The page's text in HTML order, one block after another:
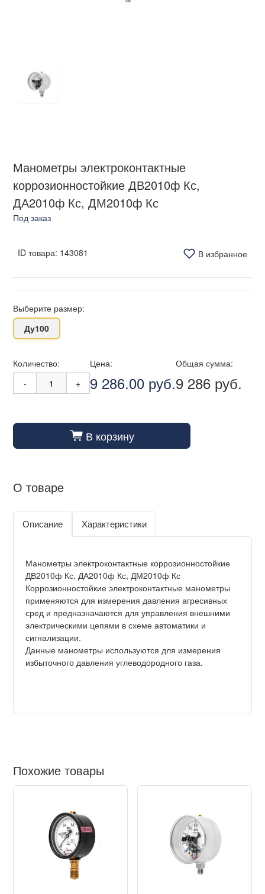
Манометры электроконтактные
коррозионностойкие ДВ2010ф Кс,
ДА2010ф Кс, ДМ2010ф Кс
Под заказ
ID товара: 143081 В избранное
Выберите размер:
Ду100
Количество:
-
+
Цена:
9 286.00 руб.
Общая сумма:
9 286 руб.
cart_fill В корзину
О товаре
Описание Характеристики
Манометры электроконтактные коррозионностойкие
ДВ2010ф Кс, ДА2010ф Кс, ДМ2010ф Кс
Коррозионностойкие электроконтактные манометры
применяются для измерения давления агресивных
сред и предназначаются для управления внешними
электрическими цепями в схеме автоматики и
сигнализации.
Данные манометры используются для измерения
избыточного давления углеводородного газа.
Похожие товары